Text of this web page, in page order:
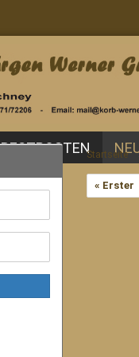
RESTPOSTENStartseite
« Erster